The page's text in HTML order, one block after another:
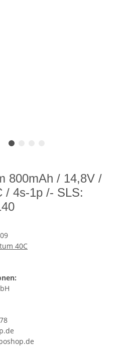
800mAh / 14,8V /
/ 4s-1p /- SLS:
40C